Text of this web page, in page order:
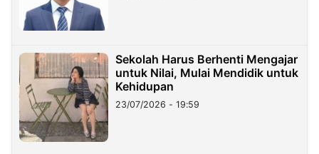
Sekolah Harus Berhenti Mengajar
untuk Nilai, Mulai Mendidik untuk
Kehidupan
23/07/2026 - 19:59